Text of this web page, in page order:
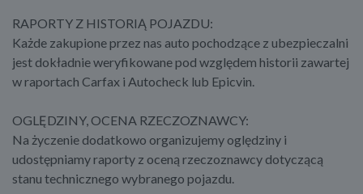
RAPORTY Z HISTORIĄ POJAZDU:
Każde zakupione przez nas auto pochodzące z ubezpieczalni
jest dokładnie weryfikowane pod względem historii zawartej
w raportach Carfax i Autocheck lub Epicvin.
OGLĘDZINY, OCENA RZECZOZNAWCY:
Na życzenie dodatkowo organizujemy oględziny i
udostępniamy raporty z oceną rzeczoznawcy dotyczącą
stanu technicznego wybranego pojazdu.